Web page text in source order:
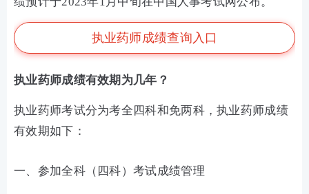
执业药师成绩查询入口
执业药师成绩有效期为几年？
执业药师考试分为考全四科和免两科，执业药师成绩
有效期如下：
一、参加全科（四科）考试成绩管理